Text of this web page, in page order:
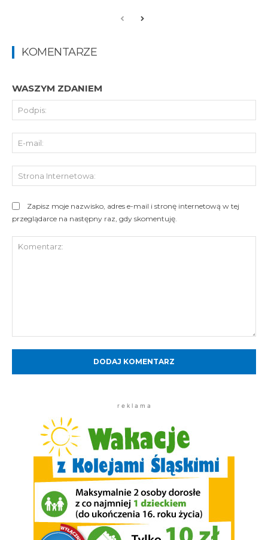
KOMENTARZE
WASZYM ZDANIEM
Zapisz moje nazwisko, adres e-mail i stronę internetową w tej
przeglądarce na następny raz, gdy skomentuję.
r e k l a m a